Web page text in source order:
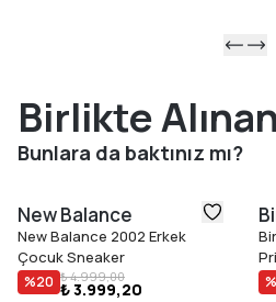
Birlikte
Bunlara da baktınız mı?
New Balance
New Balance 2002 Erkek
Çocuk Sneaker
%20 ₺ 4.999,00
₺ 3.999,20 %